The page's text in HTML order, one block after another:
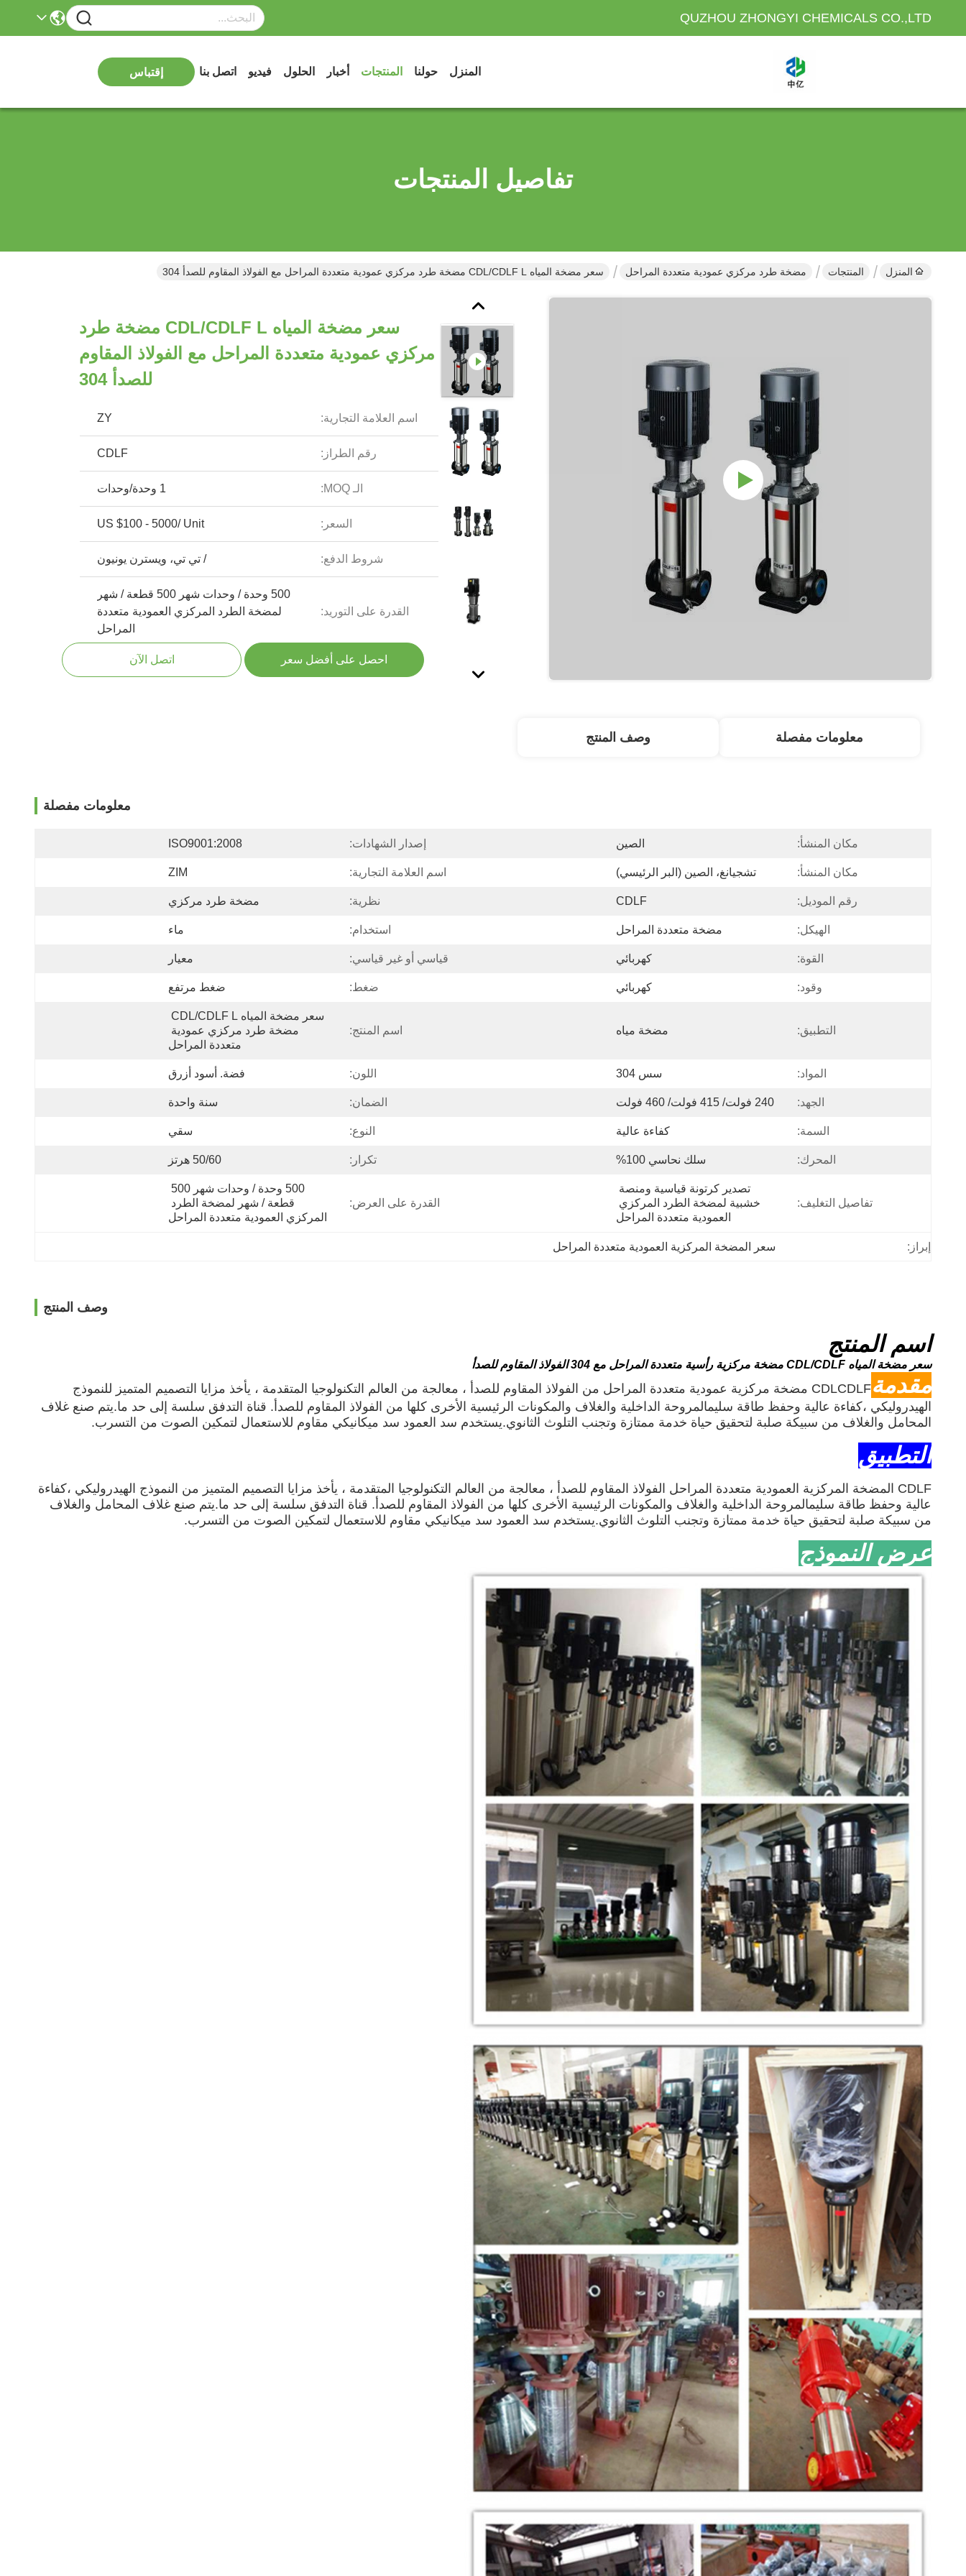
QUZHOU ZHONGYI CHEMICALS CO.,LTD
المنزل حولنا المنتجات أخبار الحلول فيديو اتصل بنا إقتباس
تفاصيل المنتجات
المنزل المنتجات مضخة طرد مركزي عمودية متعددة المراحل سعر مضخة المياه CDL/CDLF L مضخة طرد مركزي عمودية متعددة المراحل مع الفولاذ المقاوم للصدأ 304
سعر مضخة المياه CDL/CDLF L مضخة طرد
مركزي عمودية متعددة المراحل مع الفولاذ المقاوم
للصدأ 304
اسم العلامة التجارية: ZY
رقم الطراز: CDLF
الـ MOQ: 1 وحدة/وحدات
السعر: US $100 - 5000/ Unit
شروط الدفع: / تي تي، ويسترن يونيون
القدرة على التوريد:
500 وحدة / وحدات شهر 500 قطعة / شهر
لمضخة الطرد المركزي العمودية متعددة
المراحل
احصل على أفضل سعر اتصل الآن
معلومات مفصلة وصف المنتج
معلومات مفصلة
مكان المنشأ: الصين إصدار الشهادات: ISO9001:2008
مكان المنشأ: تشجيانغ، الصين (البر الرئيسي) اسم العلامة التجارية: ZIM
رقم الموديل: CDLF نظرية: مضخة طرد مركزي
الهيكل: مضخة متعددة المراحل استخدام: ماء
القوة: كهربائي قياسي أو غير قياسي: معيار
وقود: كهربائي ضغط: ضغط مرتفع
التطبيق: مضخة مياه اسم المنتج:
متعددة المراحل
المواد: سس 304 اللون: فضة. أسود أزرق
الجهد: 240 فولت/ 415 فولت/ 460 فولت الضمان: سنة واحدة
السمة: كفاءة عالية النوع: سقي
المحرك: سلك نحاسي 100% تكرار: 50/60 هرتز
تفاصيل التغليف:
العمودية متعددة المراحل
القدرة على العرض:
المركزي العمودية متعددة المراحل
إبراز: سعر المضخة المركزية العمودية متعددة المراحل
وصف المنتج
اسم المنتج
سعر مضخة المياه CDL/CDLF مضخة مركزية رأسية متعددة المراحل مع 304 الفولاذ المقاوم للصدأ
مقدمة
CDLCDLF مضخة مركزية عمودية متعددة المراحل من الفولاذ المقاوم للصدأ ، معالجة من العالم التكنولوجيا المتقدمة ، يأخذ مزايا التصميم المتميز للنموذج
الهيدروليكي ،كفاءة عالية وحفظ طاقة سليمالمروحة الداخلية والغلاف والمكونات الرئيسية الأخرى كلها من الفولاذ المقاوم للصدأ. قناة التدفق سلسة إلى حد ما.يتم صنع غلاف
المحامل والغلاف من سبيكة صلبة لتحقيق حياة خدمة ممتازة وتجنب التلوث الثانوي.يستخدم سد العمود سد ميكانيكي مقاوم للاستعمال لتمكين الصوت من التسرب.
التطبيق
CDLF المضخة المركزية العمودية متعددة المراحل الفولاذ المقاوم للصدأ ، معالجة من العالم التكنولوجيا المتقدمة ، يأخذ مزايا التصميم المتميز من النموذج الهيدروليكي ،كفاءة
عالية وحفظ طاقة سليمالمروحة الداخلية والغلاف والمكونات الرئيسية الأخرى كلها من الفولاذ المقاوم للصدأ. قناة التدفق سلسة إلى حد ما.يتم صنع غلاف المحامل والغلاف
من سبيكة صلبة لتحقيق حياة خدمة ممتازة وتجنب التلوث الثانوي.يستخدم سد العمود سد ميكانيكي مقاوم للاستعمال لتمكين الصوت من التسرب.
عرض النموذج